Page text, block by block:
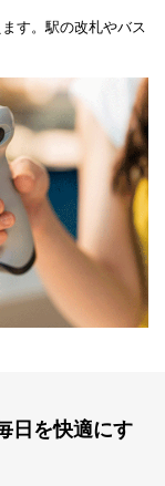
す。駅の改札やバス
日を快適にす